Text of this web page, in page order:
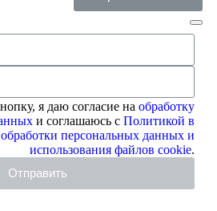
я даю согласие на обработку
и соглашаюсь с Политикой в
персональных данных и
использования файлов cookie.
Отправить